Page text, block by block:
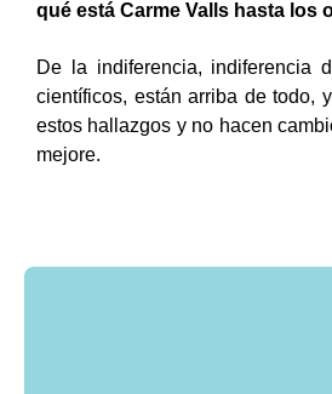
qué está Carme Valls hasta los
De la indiferencia, indiferencia
científicos, están arriba de todo,
estos hallazgos y no hacen
mejore.